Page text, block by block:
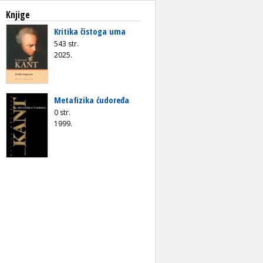
Knjige
Kritika čistoga uma
543 str.
2025.
Metafizika ćudoređa
0 str.
1999.